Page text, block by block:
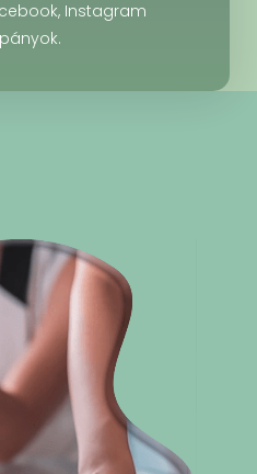
Instagram